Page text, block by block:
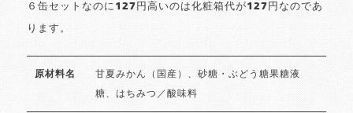
６缶セットなのに127円高いのは化粧箱代が127円なのであ
ります。
原材料名 甘夏みかん（国産）、砂糖・ぶどう糖果糖液
糖、はちみつ／酸味料